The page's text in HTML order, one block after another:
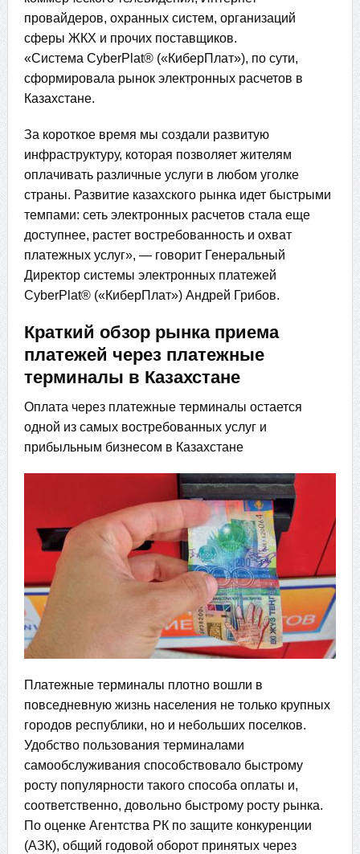
провайдеров, охранных систем, организаций
сферы ЖКХ и прочих поставщиков.
«Система CyberPlat® («КиберПлат»), по сути,
сформировала рынок электронных расчетов в
Казахстане.
За короткое время мы создали развитую
инфраструктуру, которая позволяет жителям
оплачивать различные услуги в любом уголке
страны. Развитие казахского рынка идет быстрыми
темпами: сеть электронных расчетов стала еще
доступнее, растет востребованность и охват
платежных услуг», — говорит Генеральный
Директор системы электронных платежей
CyberPlat® («КиберПлат») Андрей Грибов.
Краткий обзор рынка приема
платежей через платежные
терминалы в Казахстане
Оплата через платежные терминалы остается
одной из самых востребованных услуг и
прибыльным бизнесом в Казахстане
Платежные терминалы плотно вошли в
повседневную жизнь населения не только крупных
городов республики, но и небольших поселков.
Удобство пользования терминалами
самообслуживания способствовало быстрому
росту популярности такого способа оплаты и,
соответственно, довольно быстрому росту рынка.
По оценке Агентства РК по защите конкуренции
(АЗК), общий годовой оборот принятых через